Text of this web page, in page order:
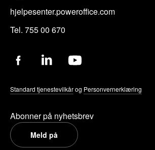
hjelpesenter.poweroffice.com
Tel. 755 00 670
Standard tjenestevilkårog Personvernerklæring
Abonner på nyhetsbrev
Meld på